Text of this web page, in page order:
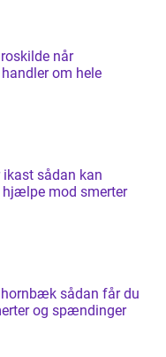
når
om hele
kan
mod smerter
sådan får du
og spændinger